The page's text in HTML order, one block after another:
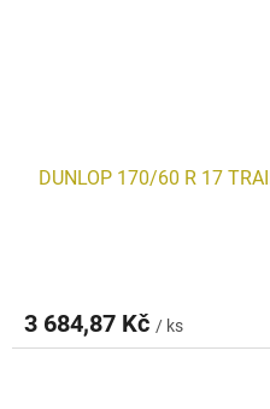
DUNLOP 170/60 R 17
3 684,87 Kč / ks